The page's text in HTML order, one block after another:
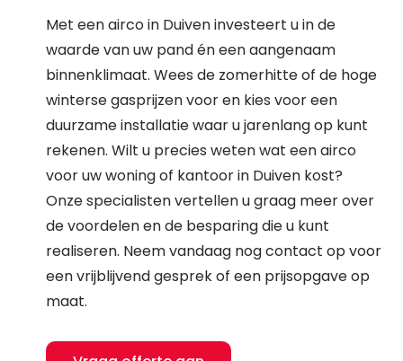
Met een airco in Duiven investeert u in de
waarde van uw pand én een aangenaam
binnenklimaat. Wees de zomerhitte of de hoge
winterse gasprijzen voor en kies voor een
duurzame installatie waar u jarenlang op kunt
rekenen. Wilt u precies weten wat een airco
voor uw woning of kantoor in Duiven kost?
Onze specialisten vertellen u graag meer over
de voordelen en de besparing die u kunt
realiseren. Neem vandaag nog contact op voor
een vrijblijvend gesprek of een prijsopgave op
maat.